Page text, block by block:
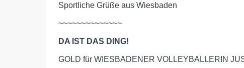
Sportliche Grüße aus Wiesbaden
~~~~~~~~~~~~~~
DA IST DAS DING!
GOLD für WIESBADENER VOLLEYBALLERIN